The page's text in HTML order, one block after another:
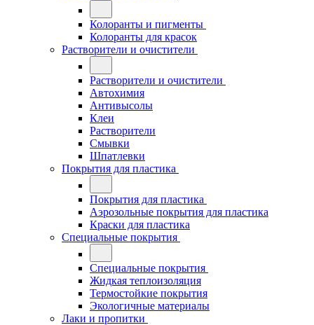
Колоранты и пигменты
Колоранты для красок
Растворители и очистители
Растворители и очистители
Автохимия
Антивысолы
Клеи
Растворители
Смывки
Шпатлевки
Покрытия для пластика
Покрытия для пластика
Аэрозольные покрытия для пластика
Краски для пластика
Специальные покрытия
Специальные покрытия
Жидкая теплоизоляция
Термостойкие покрытия
Экологичные материалы
Лаки и пропитки